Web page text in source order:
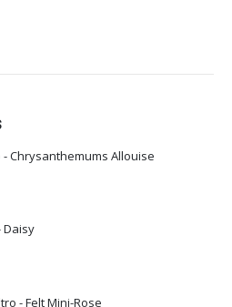
Chrysanthemums Allouise
Daisy
- Felt Mini-Rose